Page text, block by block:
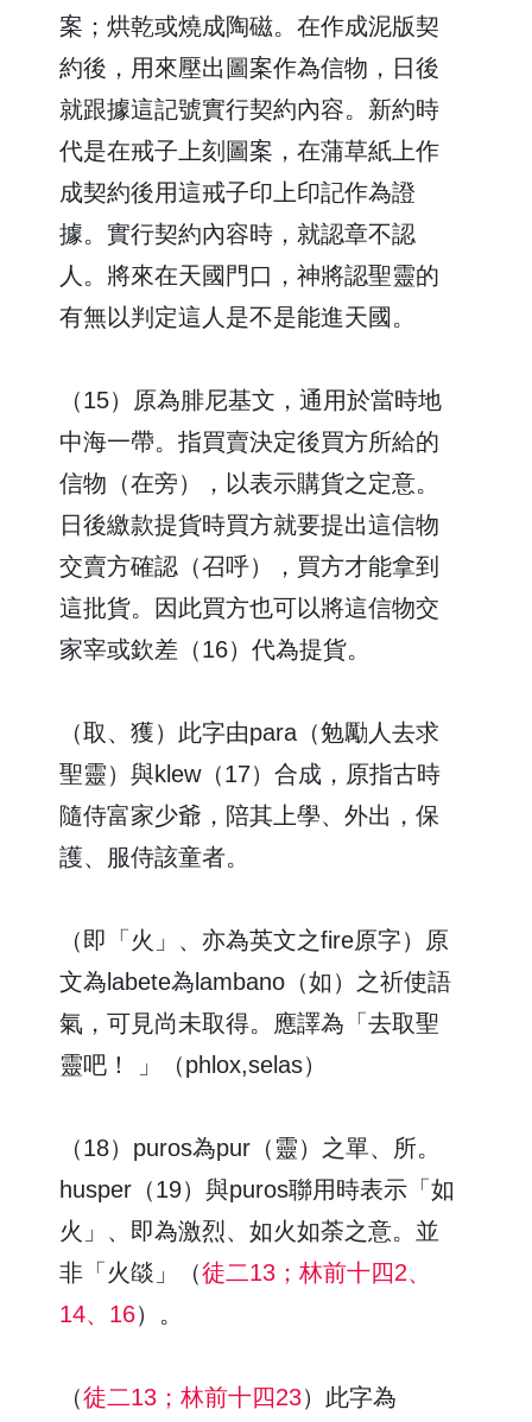
案；烘乾或燒成陶磁。在作成泥版契
約後，用來壓出圖案作為信物，日後
就跟據這記號實行契約內容。新約時
代是在戒子上刻圖案，在蒲草紙上作
成契約後用這戒子印上印記作為證
據。實行契約內容時，就認章不認
人。將來在天國門口，神將認聖靈的
有無以判定這人是不是能進天國。
（15）原為腓尼基文，通用於當時地
中海一帶。指買賣決定後買方所給的
信物（在旁），以表示購貨之定意。
日後繳款提貨時買方就要提出這信物
交賣方確認（召呼），買方才能拿到
這批貨。因此買方也可以將這信物交
家宰或欽差（16）代為提貨。
（取、獲）此字由para（勉勵人去求
聖靈）與klew（17）合成，原指古時
隨侍富家少爺，陪其上學、外出，保
護、服侍該童者。
（即「火」、亦為英文之fire原字）原
文為labete為lambano（如）之祈使語
氣，可見尚未取得。應譯為「去取聖
靈吧！ 」（phlox,selas）
（18）puros為pur（靈）之單、所。
husper（19）與puros聯用時表示「如
火」、即為激烈、如火如荼之意。並
非「火燄」（徒二13；林前十四2、
14、16）。
（徒二13；林前十四23）此字為